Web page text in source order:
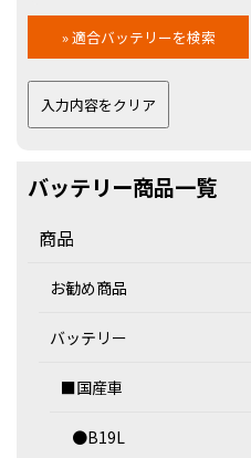
バッテリー商品一覧
商品
お勧め商品
バッテリー
■国産車
●B19L